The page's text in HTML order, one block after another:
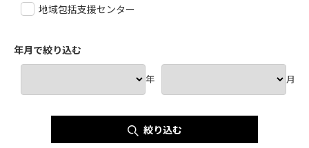
地域包括支援センター
年月で絞り込む
年 月
絞り込む